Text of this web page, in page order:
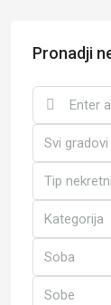
Pronadji
Svi gradovi
Tip
Kategorija
Soba
Sobe